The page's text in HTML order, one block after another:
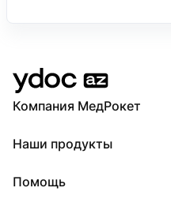
Компания МедРокет
О YDoc
Наши продукты
ПроТаблетки
Помощь